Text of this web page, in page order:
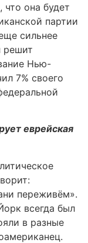
она будет
партии
сильнее
решит
Нью-
7% своего
еврейская
переживём».
всегда был
в разные